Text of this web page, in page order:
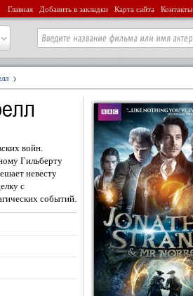
Главная Добавить в закладки Карта сайта Контакты
войн.
Гильберту
невесту
с
событий.